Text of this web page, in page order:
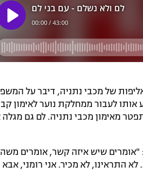
של מכבי נתניה, דיבר על
מאימון מכבי נתניה. לם גם מגלה
"אומרים שיש איזה קשר, אומרים
התראינו, לא מכיר. אני רומני,